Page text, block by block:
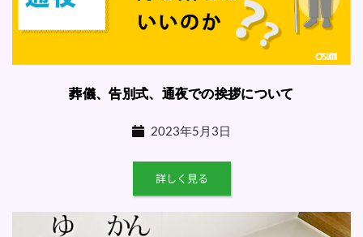
葬儀、告別式、通夜での挨拶について
2023年5月3日
詳しく見る